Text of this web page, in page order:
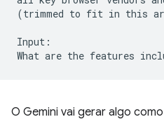
(trimmed to fit in this
Input:
O Gemini vai gerar algo